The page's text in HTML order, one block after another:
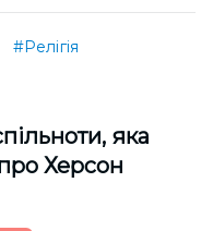
#Релігія
яка
Херсон